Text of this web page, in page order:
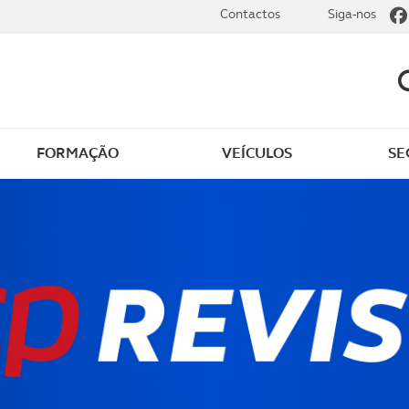
Golfe
Revista ACP Edição
impressa
FORMAÇÃO VEÍCULOS
Contactos Siga-nos